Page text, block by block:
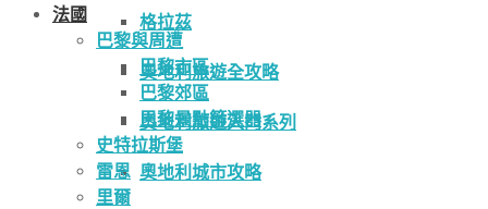
格拉茲
奧地利旅遊全攻略
奧地利旅遊入門系列
奧地利城市攻略
法國
巴黎與周遭
巴黎市區
巴黎郊區
巴黎景點篩選器
史特拉斯堡
雷恩
里爾